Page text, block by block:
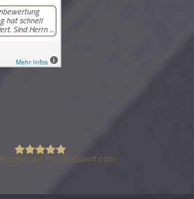
Lutz Schneider Immobilienbewertung
auf ProvenExpert.com